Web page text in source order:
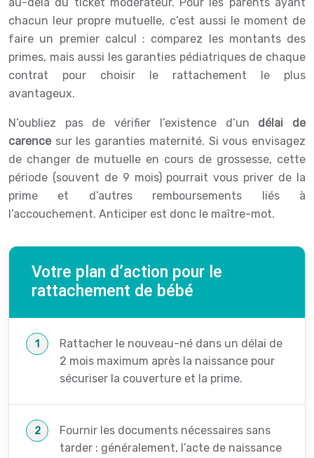
au-delà du ticket modérateur. Pour les parents ayant
chacun leur propre mutuelle, c’est aussi le moment de
faire un premier calcul : comparez les montants des
primes, mais aussi les garanties pédiatriques de chaque
contrat pour choisir le rattachement le plus
avantageux.
N’oubliez pas de vérifier l’existence d’un délai de
carence sur les garanties maternité. Si vous envisagez
de changer de mutuelle en cours de grossesse, cette
période (souvent de 9 mois) pourrait vous priver de la
prime et d’autres remboursements liés à
l’accouchement. Anticiper est donc le maître-mot.
Votre plan d’action pour le
rattachement de bébé
Rattacher le nouveau-né dans un délai de
2 mois maximum après la naissance pour
sécuriser la couverture et la prime.
Fournir les documents nécessaires sans
tarder : généralement, l’acte de naissance